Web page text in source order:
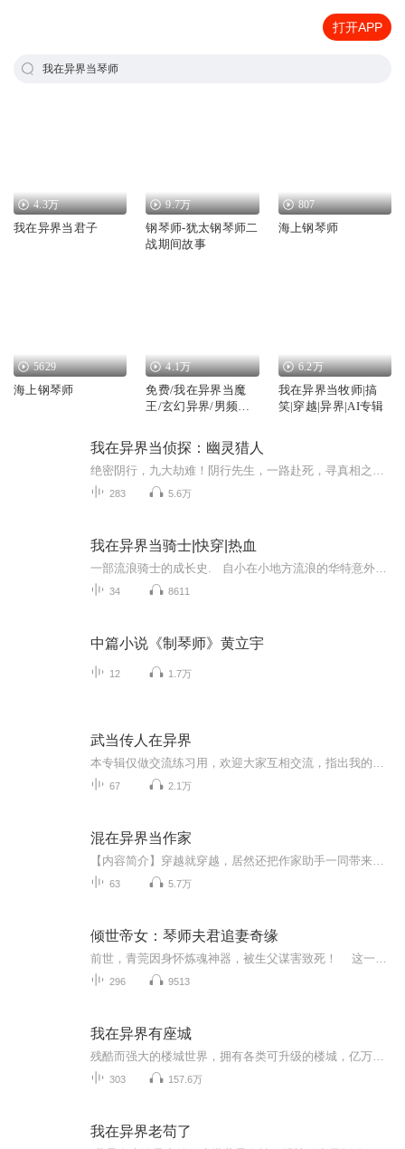
打开APP
我在异界当琴师
4.3万
我在异界当君子
9.7万
钢琴师-犹太钢琴师二
战期间故事
807
海上钢琴师
5629
海上钢琴师
4.1万
免费/我在异界当魔
王/玄幻异界/男频爽
6.2万
我在异界当牧师|搞
笑|穿越|异界|AI专辑
我在异界当侦探：幽灵猎人
283 5.6万
我在异界当骑士|快穿|热血
34 8611
中篇小说《制琴师》黄立宇
12 1.7万
武当传人在异界
67 2.1万
混在异界当作家
63 5.7万
倾世帝女：琴师夫君追妻奇缘
296 9513
我在异界有座城
303 157.6万
我在异界老苟了